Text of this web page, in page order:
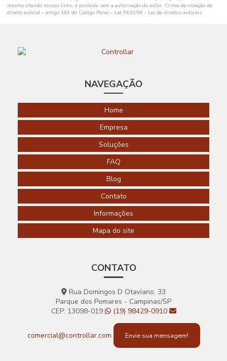
AUTOMAÇÃO
DOS CAMPOS
AUTOMAÇÃO
SÃO LUIS
AUTOMAÇÃO
SÃO PAULO
AUTOMAÇÃO
SEGURANÇA
AUTOMAÇÃO
RESIDENCIAL
TOMADAS
mesmo citando nossos links, é proibida sem a autorização do autor. Crime de violação de
direito autoral – artigo 184 do Código Penal – Lei 9610/98 - Lei de direitos autorais.
NAVEGAÇÃO
Home
Empresa
Soluções
FAQ
Blog
Contato
Informações
Mapa do site
CONTATO
Rua Domingos D Otaviano, 33
Parque dos Pomares - Campinas/SP
CEP: 13098-019
(19) 98429-0910
comercial@controllar.com Envie sua mensagem!